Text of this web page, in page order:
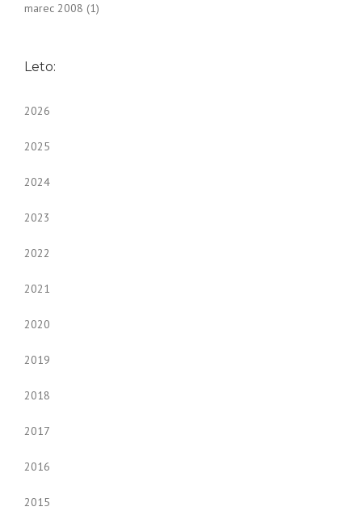
marec 2008 (1)
Leto:
2026
2025
2024
2023
2022
2021
2020
2019
2018
2017
2016
2015